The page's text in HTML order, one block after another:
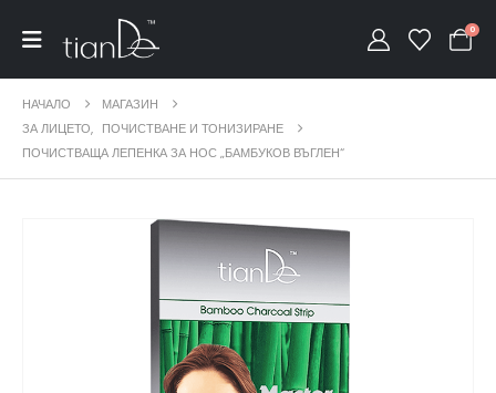
0
НАЧАЛО
МАГАЗИН
ЗА ЛИЦЕТО, ПОЧИСТВАНЕ И ТОНИЗИРАНЕ
ПОЧИСТВАЩА ЛЕПЕНКА ЗА НОС „БАМБУКОВ ВЪГЛЕН“